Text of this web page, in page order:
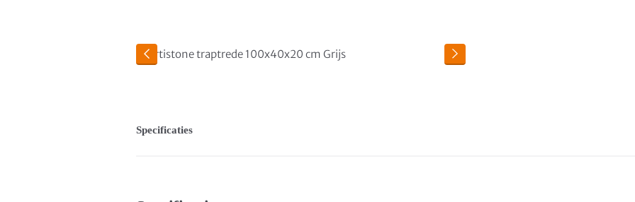
Specificaties